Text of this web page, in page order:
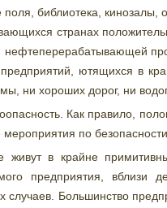
библиотека, кинозалы,
странах
нефтеперерабатывающей
ютящихся в
ни хороших дорог, ни
Как правило,
по безопасности
живут в крайне
предприятия, вблизи
случаев. Большинство